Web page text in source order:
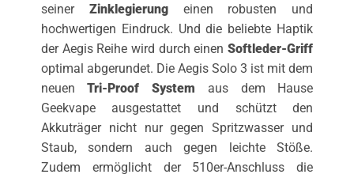
seinerZinklegierungeinen robusten und
hochwertigen Eindruck. Und die beliebte Haptik
der Aegis Reihe wird durch einenSoftleder-Griff
optimal abgerundet. Die Aegis Solo 3 ist mit dem
neuenTri-Proof System aus dem Hause
Geekvape ausgestattet und schützt den
Akkuträger nicht nur gegen Spritzwasser und
Staub, sondern auch gegen leichte Stöße.
Zudem ermöglicht der 510er-Anschluss die